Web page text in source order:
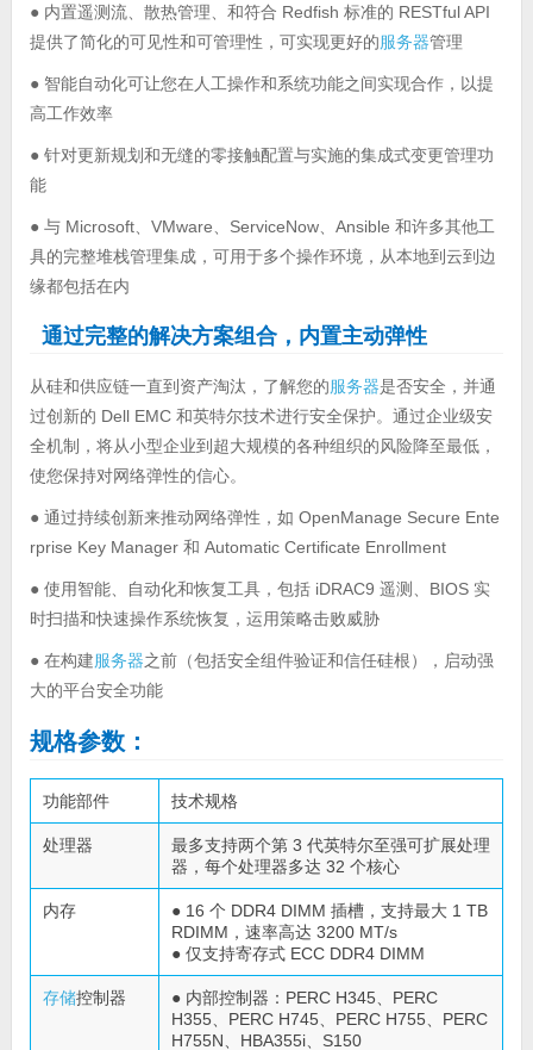
● 内置遥测流、散热管理、和符合 Redfish 标准的 RESTful API
提供了简化的可见性和可管理性，可实现更好的服务器管理
● 智能自动化可让您在人工操作和系统功能之间实现合作，以提
高工作效率
● 针对更新规划和无缝的零接触配置与实施的集成式变更管理功
能
● 与 Microsoft、VMware、ServiceNow、Ansible 和许多其他工
具的完整堆栈管理集成，可用于多个操作环境，从本地到云到边
缘都包括在内
通过完整的解决方案组合，内置主动弹性
从硅和供应链一直到资产淘汰，了解您的服务器是否安全，并通
过创新的 Dell EMC 和英特尔技术进行安全保护。通过企业级安
全机制，将从小型企业到超大规模的各种组织的风险降至最低，
使您保持对网络弹性的信心。
● 通过持续创新来推动网络弹性，如 OpenManage Secure Ente
rprise Key Manager 和 Automatic Certificate Enrollment
● 使用智能、自动化和恢复工具，包括 iDRAC9 遥测、BIOS 实
时扫描和快速操作系统恢复，运用策略击败威胁
● 在构建服务器之前（包括安全组件验证和信任硅根），启动强
大的平台安全功能
规格参数：
功能部件 技术规格
处理器
最多支持两个第 3 代英特尔至强可扩展处理
器，每个处理器多达 32 个核心
内存
● 16 个 DDR4 DIMM 插槽，支持最大 1 TB
RDIMM，速率高达 3200 MT/s
● 仅支持寄存式 ECC DDR4 DIMM
存储控制器
● 内部控制器：PERC H345、PERC
H355、PERC H745、PERC H755、PERC
H755N、HBA355i、S150